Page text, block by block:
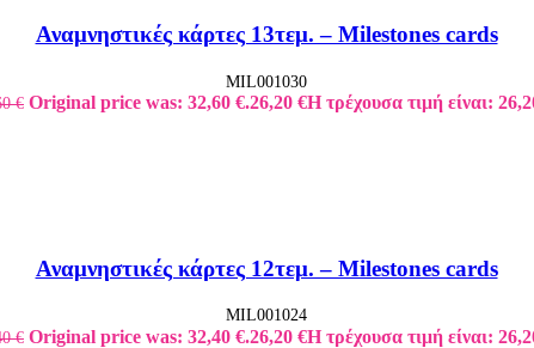
Αναμνηστικές κάρτες 13τεμ. – Milestones cards
MIL001030
€ Original price was: 32,60 €.26,20 €Η τρέχουσα τιμή είναι:
Αναμνηστικές κάρτες 12τεμ. – Milestones cards
MIL001024
€ Original price was: 32,40 €.26,20 €Η τρέχουσα τιμή είναι: